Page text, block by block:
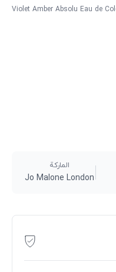
Violet Amber Absolu Eau de
الماركة
Jo Malone London